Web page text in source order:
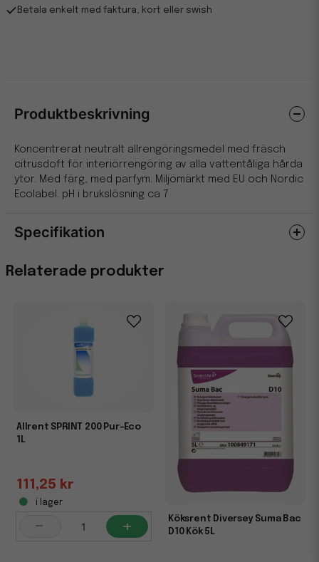
Betala enkelt med faktura, kort eller swish
Relaterade produkter
Allrent SPRINT 200 Pur-Eco
1L
111,25 kr
i lager
- +
Köksrent Diversey Suma Bac
D10 Kök 5L
Produktbeskrivning
Koncentrerat neutralt allrengöringsmedel med fräsch
citrusdoft för interiörrengöring av alla vattentåliga hårda
ytor. Med färg, med parfym. Miljömärkt med EU och Nordic
Ecolabel. pH i brukslösning ca 7
Specifikation
Egenskaper